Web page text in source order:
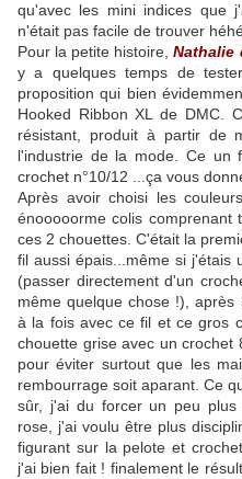
qu'avec les mini indices que
n'était pas facile de trouver
Pour la petite histoire,Nathalie
y a quelques temps de
proposition qui bien
Hooked Ribbon XL de DMC.
résistant, produit à partir de
l'industrie de la mode. Ce un
crochet n°10/12 ...ça vous
Après avoir choisi les
énooooorme colis comprenant
ces 2 chouettes. C'était la
fil aussi épais...même si j'étais
(passer directement d'un
même quelque chose !),
à la fois avec ce fil et ce gros
chouette grise avec un
pour éviter surtout que les
rembourrage soit aparant. Ce
sûr, j'ai du forcer un peu
rose, j'ai voulu être plus
figurant sur la pelote et
j'ai bien fait ! finalement le